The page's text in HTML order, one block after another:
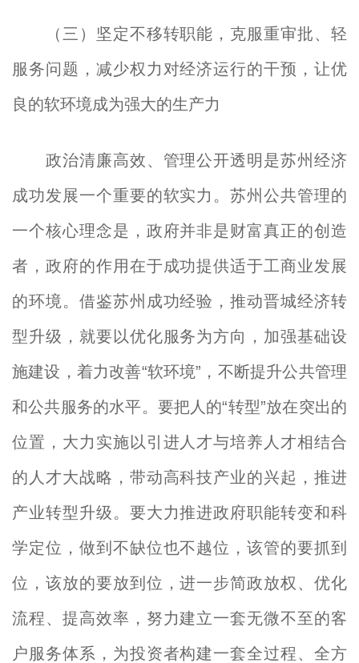
（三）坚定不移转职能，克服重审批、轻
服务问题，减少权力对经济运行的干预，让优
良的软环境成为强大的生产力
政治清廉高效、管理公开透明是苏州经济
成功发展一个重要的软实力。苏州公共管理的
一个核心理念是，政府并非是财富真正的创造
者，政府的作用在于成功提供适于工商业发展
的环境。借鉴苏州成功经验，推动晋城经济转
型升级，就要以优化服务为方向，加强基础设
施建设，着力改善“软环境”，不断提升公共管理
和公共服务的水平。要把人的“转型”放在突出的
位置，大力实施以引进人才与培养人才相结合
的人才大战略，带动高科技产业的兴起，推进
产业转型升级。要大力推进政府职能转变和科
学定位，做到不缺位也不越位，该管的要抓到
位，该放的要放到位，进一步简政放权、优化
流程、提高效率，努力建立一套无微不至的客
户服务体系，为投资者构建一套全过程、全方